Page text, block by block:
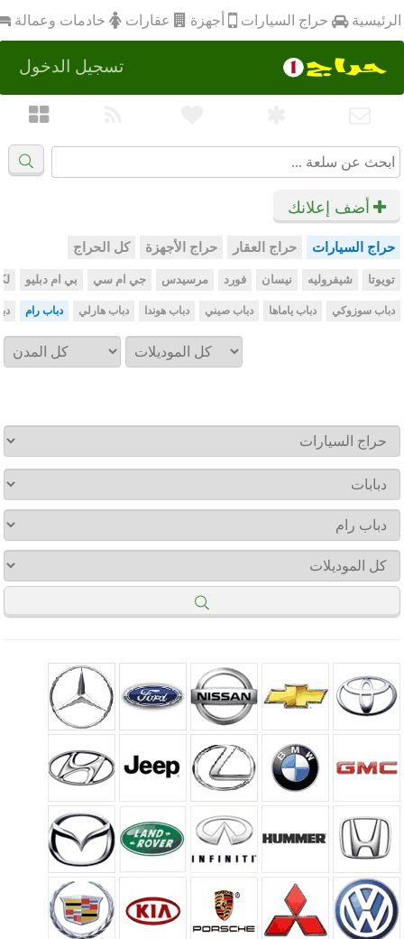
الرئيسية حراج السيارات أجهزة عقارات خادمات وعمالة
تسجيل الدخول
أضف إعلانك
حراج السيارات حراج العقار حراج الأجهزة كل الحراج
تويوتا شيفروليه نيسان فورد مرسيدس جي ام سي بي ام دبليو
دباب سوزوكي دباب ياماها دباب صيني دباب هوندا دباب هارلي دباب رام